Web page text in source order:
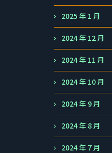
2025 年 1 月
2024 年 12 月
2024 年 11 月
2024 年 10 月
2024 年 9 月
2024 年 8 月
2024 年 7 月